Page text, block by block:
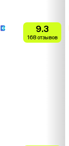
9.3
168 отзывов